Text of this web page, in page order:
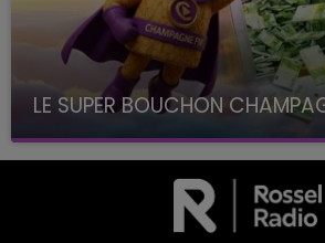
LE SUPER BOUCHON
avec La Famille Champagne FM,